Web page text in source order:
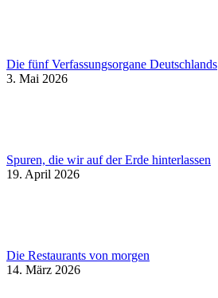
Die fünf Verfassungsorgane Deutschlands
3. Mai 2026
Spuren, die wir auf der Erde hinterlassen
19. April 2026
Die Restaurants von morgen
14. März 2026